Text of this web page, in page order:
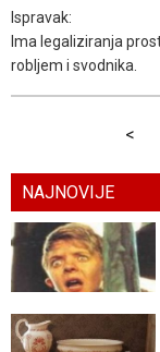
Ispravak:
Ima legaliziranja
robljem i svodnika.
<
NAJNOVIJE